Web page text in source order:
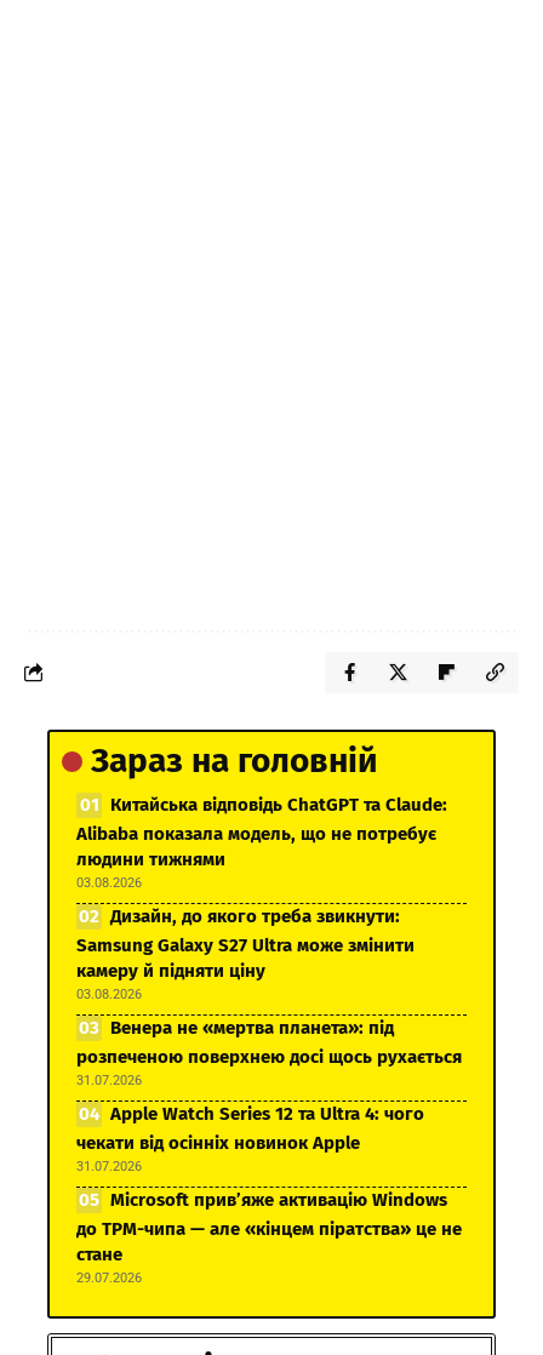
Зараз на головній
Китайська відповідь ChatGPT та Claude:
Alibaba показала модель, що не потребує
людини тижнями
03.08.2026
Дизайн, до якого треба звикнути:
Samsung Galaxy S27 Ultra може змінити
камеру й підняти ціну
03.08.2026
Венера не «мертва планета»: під
розпеченою поверхнею досі щось рухається
31.07.2026
Apple Watch Series 12 та Ultra 4: чого
чекати від осінніх новинок Apple
31.07.2026
Microsoft прив’яже активацію Windows
до TPM-чипа — але «кінцем піратства» це не
стане
29.07.2026